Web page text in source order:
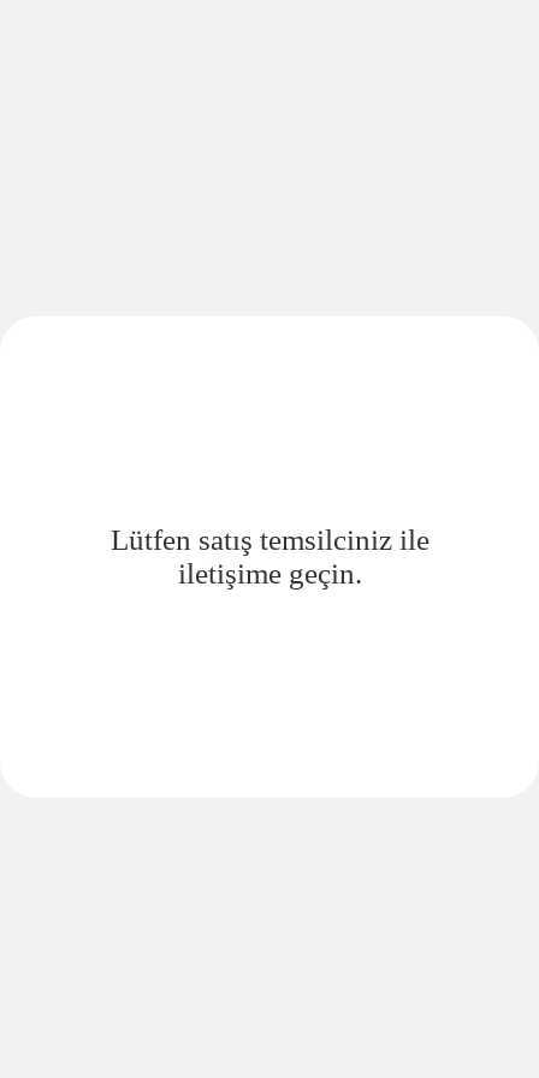
Lütfen satış temsilciniz ile
iletişime geçin.